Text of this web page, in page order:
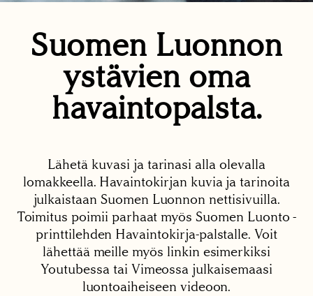
Suomen Luonnon
ystävien oma
havaintopalsta.
Lähetä kuvasi ja tarinasi alla olevalla
lomakkeella. Havaintokirjan kuvia ja tarinoita
julkaistaan Suomen Luonnon nettisivuilla.
Toimitus poimii parhaat myös Suomen Luonto -
printtilehden Havaintokirja-palstalle. Voit
lähettää meille myös linkin esimerkiksi
Youtubessa tai Vimeossa julkaisemaasi
luontoaiheiseen videoon.